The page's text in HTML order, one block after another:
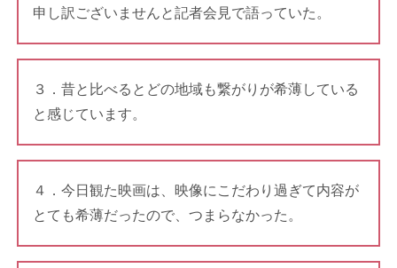
申し訳ございませんと記者会見で語っていた。
３．昔と比べるとどの地域も繋がりが希薄している
と感じています。
４．今日観た映画は、映像にこだわり過ぎて内容が
とても希薄だったので、つまらなかった。